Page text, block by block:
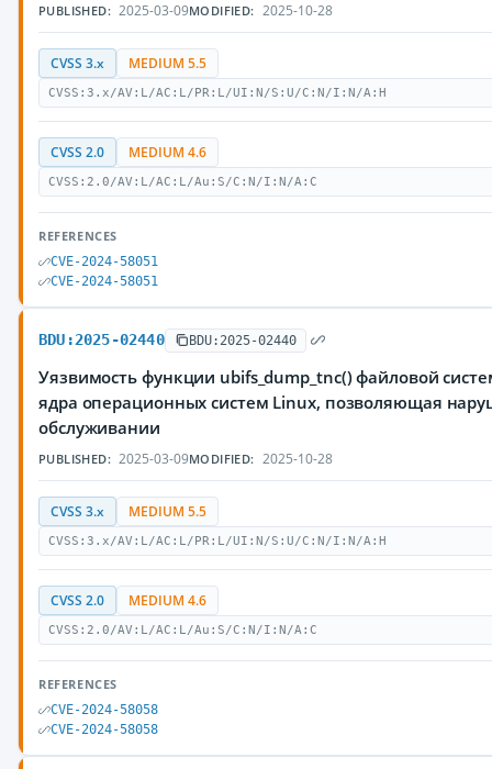
PUBLISHED: 2025-03-09MODIFIED: 2025-10-28
CVSS 3.x MEDIUM 5.5
CVSS:3.x/AV:L/AC:L/PR:L/UI:N/S:U/C:N/I:N/A:H
CVSS 2.0 MEDIUM 4.6
CVSS:2.0/AV:L/AC:L/Au:S/C:N/I:N/A:C
REFERENCES
CVE-2024-58051
CVE-2024-58051
BDU:2025-02440 BDU:2025-02440
Уязвимость функции ubifs_dump_tnc() файловой
ядра операционных систем Linux, позволяющая
обслуживании
PUBLISHED: 2025-03-09MODIFIED: 2025-10-28
CVSS 3.x MEDIUM 5.5
CVSS:3.x/AV:L/AC:L/PR:L/UI:N/S:U/C:N/I:N/A:H
CVSS 2.0 MEDIUM 4.6
CVSS:2.0/AV:L/AC:L/Au:S/C:N/I:N/A:C
REFERENCES
CVE-2024-58058
CVE-2024-58058